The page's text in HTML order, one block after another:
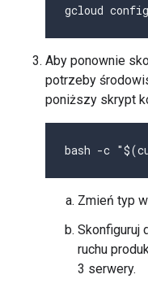
gcloud
Aby ponownie
potrzeby
poniższy skrypt
bash -c
Zmień typ
Skonfiguruj
ruchu
3 serwery.